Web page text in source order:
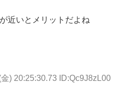
近いとメリットだよね
) 20:25:30.73 ID:Qc9J8zL00